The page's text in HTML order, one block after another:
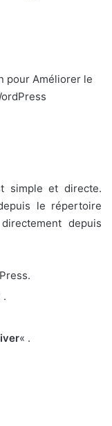
simple et directe.
le répertoire
depuis
.
« .